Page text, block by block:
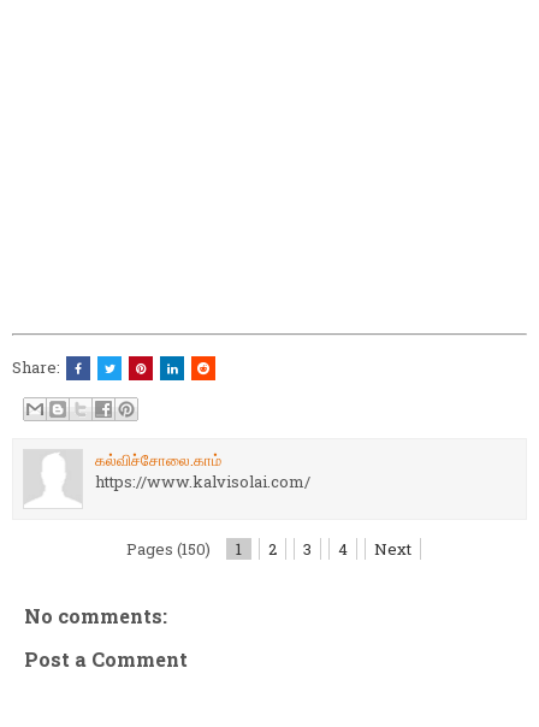
Share:
கல்விச்சோலை.காம்
https://www.kalvisolai.com/
Pages (150) 1 2 3 4 Next
No comments:
Post a Comment